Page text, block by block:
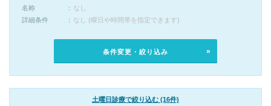
名称
なし
詳細条件
なし (曜日や時間帯を指定できます)
条件変更・絞り込み
土曜日診療で絞り込む (16件)